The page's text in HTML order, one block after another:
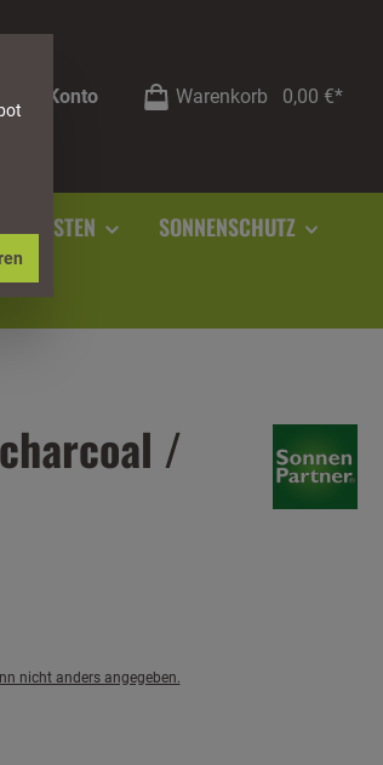
Mein Konto Warenkorb 0,00 €*
SONNENSCHUTZ
/
nicht anders angegeben.